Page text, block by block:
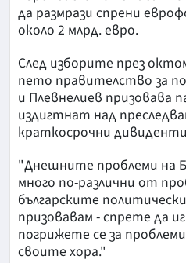
да размрази спрени
около 2 млрд. евро.
След изборите през
пето правителство за
и Плевнелиев призовава
издигтнат над
краткосрочни
"Днешните проблеми на
много по-различни от
българските
призовавам - спрете да
погрижете се за
своите хора."